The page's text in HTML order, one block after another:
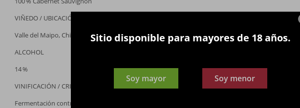
Sitio disponible para mayores de 18 años.
Soy mayor Soy menor
VIÑEDO / UBICACIÓN
Valle del Maipo, Chile; viñedos de altura y suelos bien drenados
ALCOHOL
14 %
VINIFICACIÓN / CRIANZA
Fermentación controlada; maceración prolongada; crianza parcial en barricas de roble francés y